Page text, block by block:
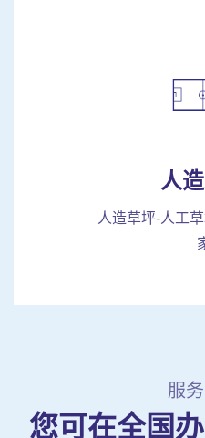
人
人造草坪-人工
服
您可在全国